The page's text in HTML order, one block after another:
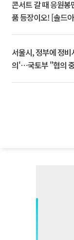
콘서트 갈 때 응원
품 등장이오! [솔드
서울시, 정부에 정
의'⋯국토부 "협의